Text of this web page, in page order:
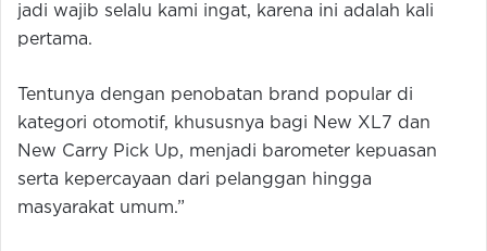
jadi wajib selalu kami ingat, karena ini adalah kali
pertama.
Tentunya dengan penobatan brand popular di
kategori otomotif, khususnya bagi New XL7 dan
New Carry Pick Up, menjadi barometer kepuasan
serta kepercayaan dari pelanggan hingga
masyarakat umum.”